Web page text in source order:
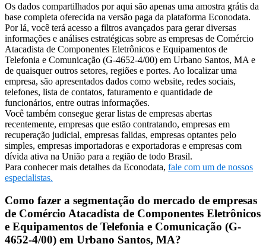
Os dados compartilhados por aqui são apenas uma amostra grátis da
base completa oferecida na versão paga da plataforma Econodata.
Por lá, você terá acesso a filtros avançados para gerar diversas
informações e análises estratégicas sobre as empresas de Comércio
Atacadista de Componentes Eletrônicos e Equipamentos de
Telefonia e Comunicação (G-4652-4/00) em Urbano Santos, MA e
de quaisquer outros setores, regiões e portes. Ao localizar uma
empresa, são apresentados dados como website, redes sociais,
telefones, lista de contatos, faturamento e quantidade de
funcionários, entre outras informações.
Você também consegue gerar listas de empresas abertas
recentemente, empresas que estão contratando, empresas em
recuperação judicial, empresas falidas, empresas optantes pelo
simples, empresas importadoras e exportadoras e empresas com
dívida ativa na União para a região de todo Brasil.
Para conhecer mais detalhes da Econodata, fale com um de nossos
especialistas.
Como fazer a segmentação do mercado de empresas
de Comércio Atacadista de Componentes Eletrônicos
e Equipamentos de Telefonia e Comunicação (G-
4652-4/00) em Urbano Santos, MA?